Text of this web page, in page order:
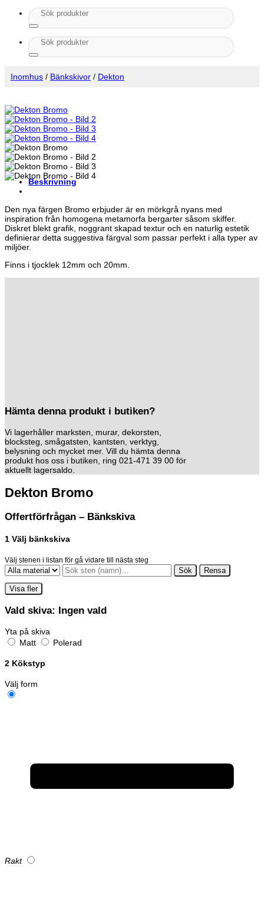
Sök
efter:
Sök
efter:
Inomhus / Bänkskivor / Dekton
Beskrivning
Den nya färgen Bromo erbjuder är en mörkgrå nyans med
inspiration från homogena metamorfa bergarter såsom skiffer.
Diskret blekt grafik, noggrant skapad textur och en naturlig estetik
definierar detta suggestiva färgval som passar perfekt i alla typer av
miljöer.
Finns i tjocklek 12mm och 20mm.
Hämta denna produkt i butiken?
Vi lagerhåller marksten, murar, dekorsten,
blocksteg, smågatsten, kantsten, verktyg,
belysning och mycket mer. Vill du hämta denna
produkt hos oss i butiken, ring 021-471 39 00 för
aktuellt lagersaldo.
Dekton Bromo
Offertförfrågan – Bänkskiva
1 Välj bänkskiva
Välj stenen i listan för gå vidare till nästa steg
Sök Rensa
Visa fler
Vald skiva: Ingen vald
Yta på skiva
Matt
Polerad
2 Kökstyp
Välj form
Rakt